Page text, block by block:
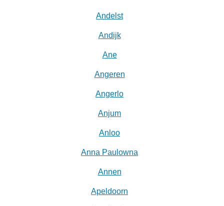
Andelst
Andijk
Ane
Angeren
Angerlo
Anjum
Anloo
Anna Paulowna
Annen
Apeldoorn